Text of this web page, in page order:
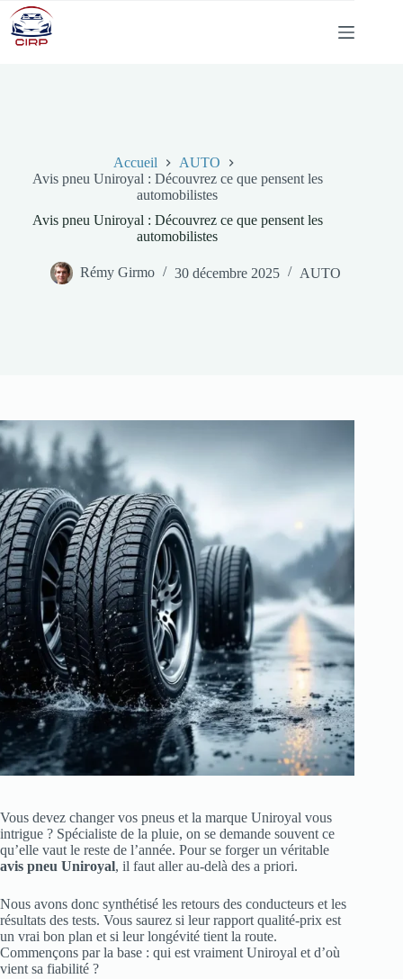
Passer
au
contenu
Accueil
AUTO
Avis pneu Uniroyal : Découvrez ce que pensent les
automobilistes
Avis pneu Uniroyal : Découvrez ce que pensent les
automobilistes
Rémy Girmo 30 décembre 2025 AUTO
Vous devez changer vos pneus et la marque Uniroyal vous
intrigue ? Spécialiste de la pluie, on se demande souvent ce
qu’elle vaut le reste de l’année. Pour se forger un véritable
avis pneu Uniroyal, il faut aller au-delà des a priori.
Nous avons donc synthétisé les retours des conducteurs et les
résultats des tests. Vous saurez si leur rapport qualité-prix est
un vrai bon plan et si leur longévité tient la route.
Commençons par la base : qui est vraiment Uniroyal et d’où
vient sa fiabilité ?